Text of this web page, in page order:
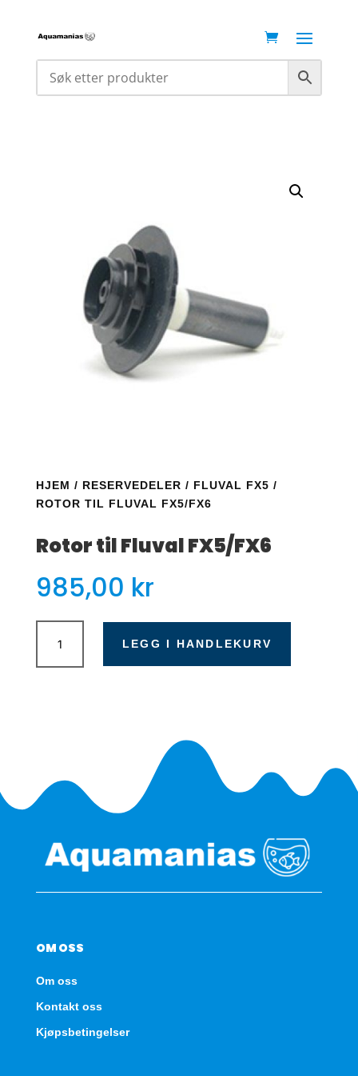
HJEM / RESERVEDELER / FLUVAL FX5 /
ROTOR TIL FLUVAL FX5/FX6
Rotor til Fluval FX5/FX6
985,00 kr
Rotor
Fluval
LEGG I HANDLEKURV
OM OSS
Om oss
Kontakt oss
Kjøpsbetingelser